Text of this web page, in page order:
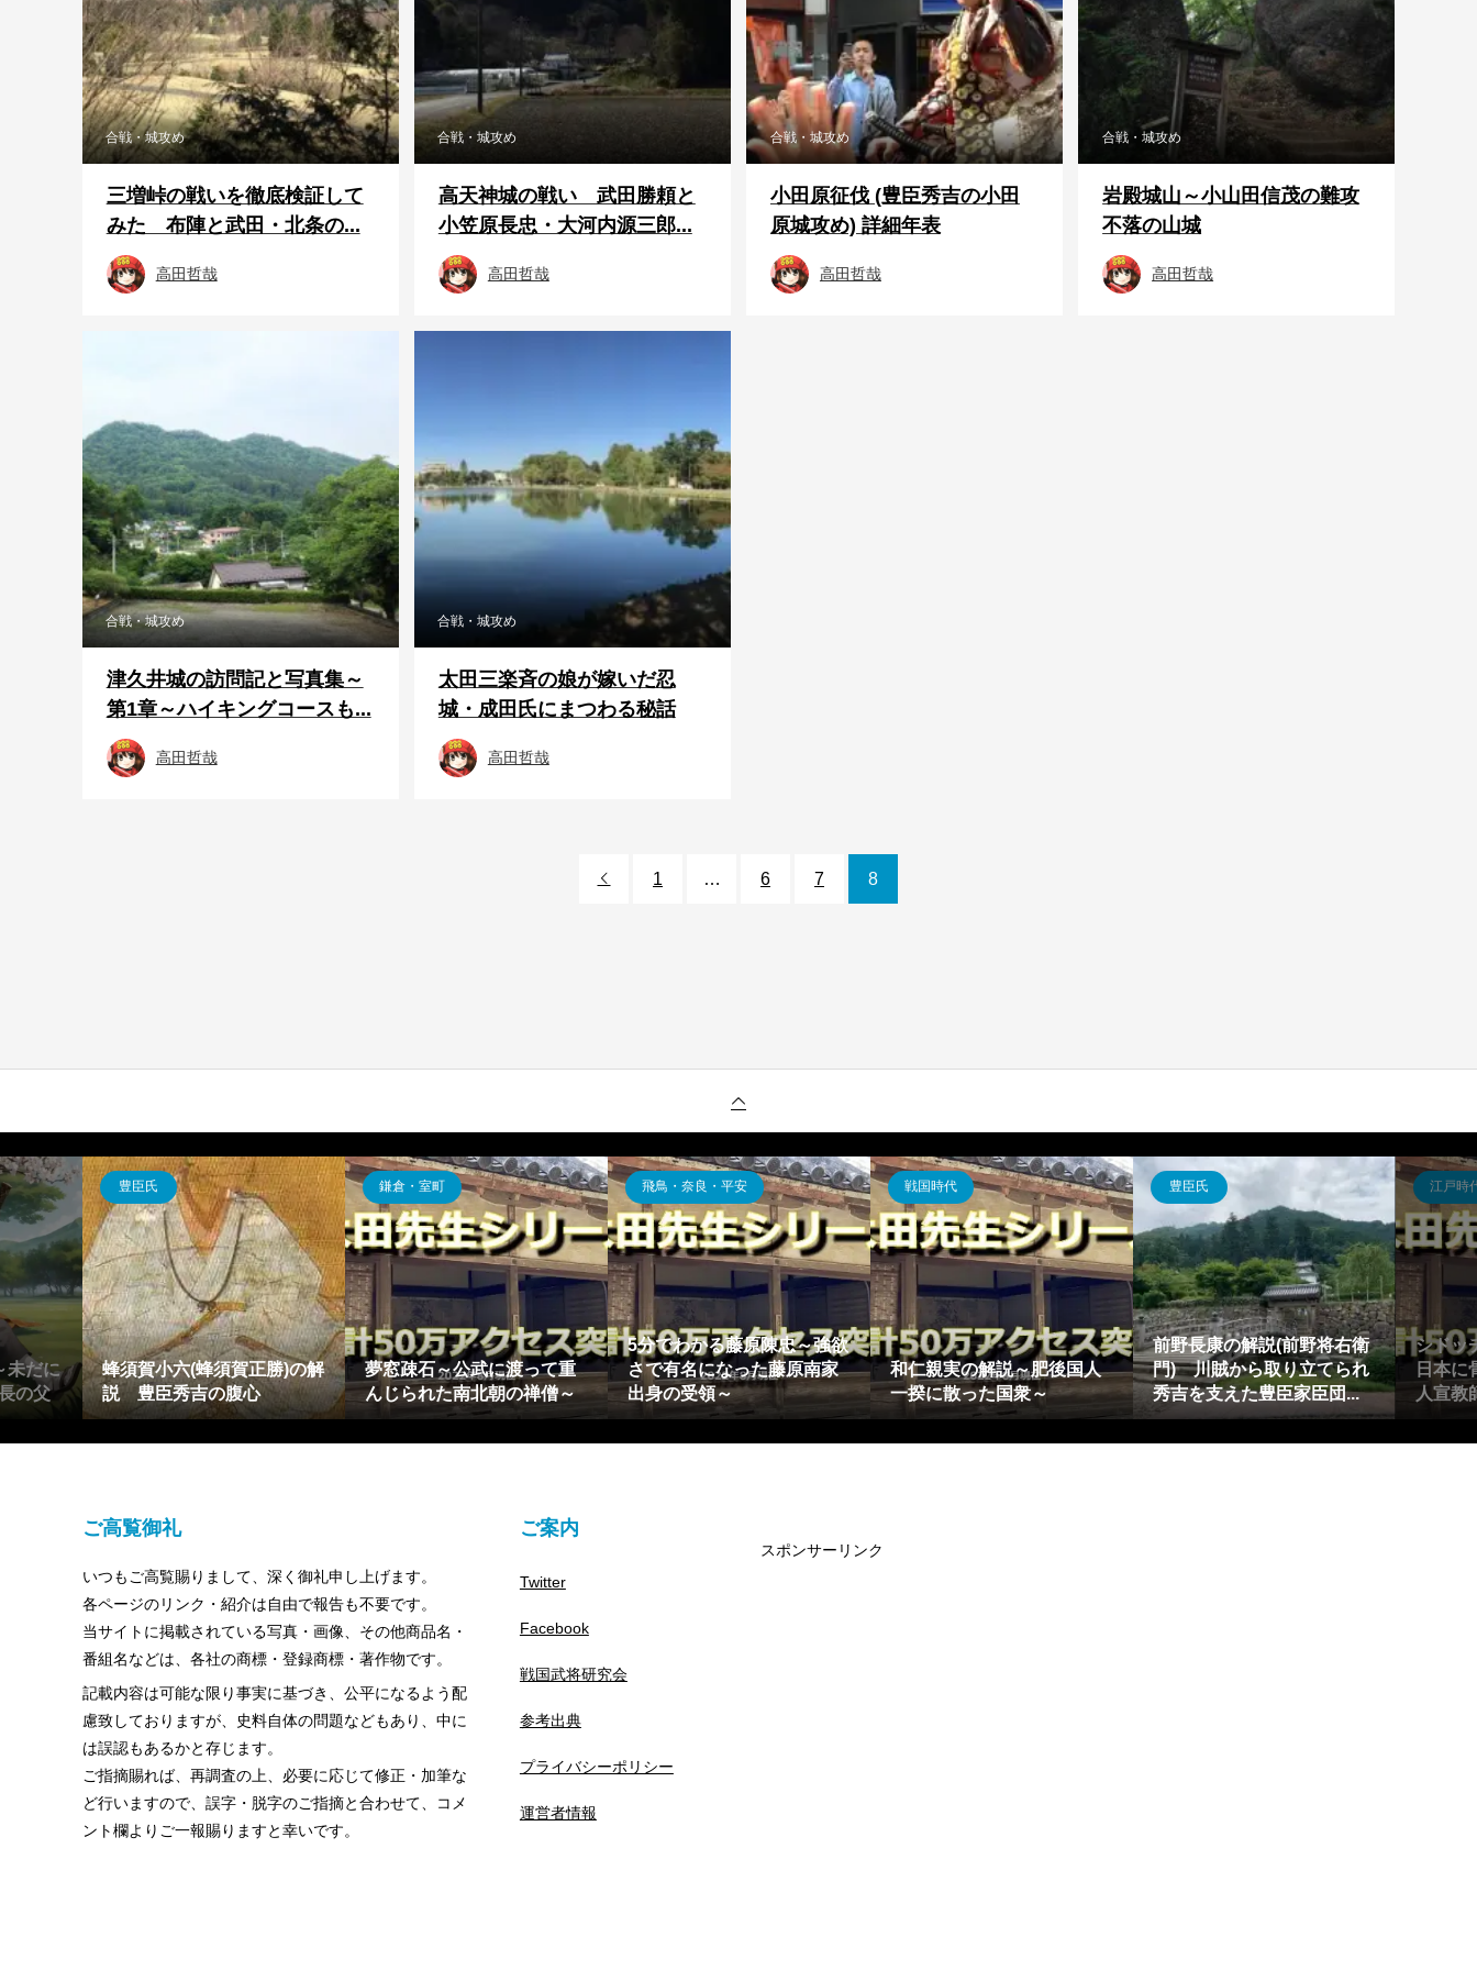
合戦・城攻め
三増峠の戦いを徹底検証して
みた 布陣と武田・北条の...
高田哲哉
合戦・城攻め
高天神城の戦い 武田勝頼と
小笠原長忠・大河内源三郎...
高田哲哉
合戦・城攻め
小田原征伐 (豊臣秀吉の小田
原城攻め) 詳細年表
高田哲哉
合戦・城攻め
岩殿城山～小山田信茂の難攻
不落の山城
高田哲哉
合戦・城攻め
津久井城の訪問記と写真集～
第1章～ハイキングコースも...
高田哲哉
合戦・城攻め
太田三楽斉の娘が嫁いだ忍
城・成田氏にまつわる秘話
高田哲哉
 1 … 6 7 8
忠～強欲
藤原南家
戦国時代
和仁親実の解説～肥後国人
一揆に散った国衆～
豊臣氏
前野長康の解説(前野将右衛
門) 川賊から取り立てられ
秀吉を支えた豊臣家臣団...
江戸時代
シドッチの解説～鎖国下の
日本に骨を埋めたイタリア
人宣教師～
飛鳥・奈良・平安
寛朝僧正の解説～多才を誇
った平安中期の高僧～
飛鳥・奈良・平安
5分でわかる実因の紹介～一
条朝に活躍した天台宗の超
人僧侶～
豊
日
に
ご高覧御礼
いつもご高覧賜りまして、深く御礼申し上げます。
各ページのリンク・紹介は自由で報告も不要です。
当サイトに掲載されている写真・画像、その他商品名・
番組名などは、各社の商標・登録商標・著作物です。
記載内容は可能な限り事実に基づき、公平になるよう配
慮致しておりますが、史料自体の問題などもあり、中に
は誤認もあるかと存じます。
ご指摘賜れば、再調査の上、必要に応じて修正・加筆な
ど行いますので、誤字・脱字のご指摘と合わせて、コメ
ント欄よりご一報賜りますと幸いです。
ご案内
Twitter
Facebook
戦国武将研究会
参考出典
プライバシーポリシー
運営者情報
スポンサーリンク